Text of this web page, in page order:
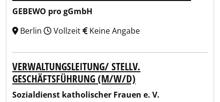
GEBEWO pro gGmbH
Berlin
Vollzeit Keine Angabe
VERWALTUNGSLEITUNG/ STELLV.
GESCHÄFTSFÜHRUNG (M/W/D)
Sozialdienst katholischer Frauen e. V.